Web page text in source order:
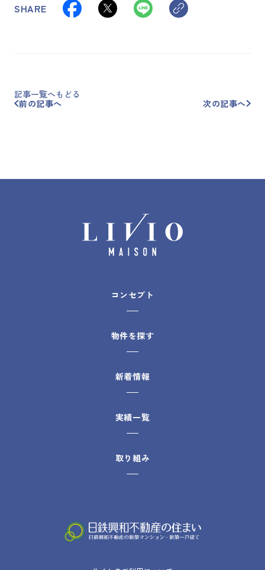
SHARE
記事一覧へもどる
前の記事へ
次の記事へ
コンセプト
物件を探す
新着情報
実績一覧
取り組み